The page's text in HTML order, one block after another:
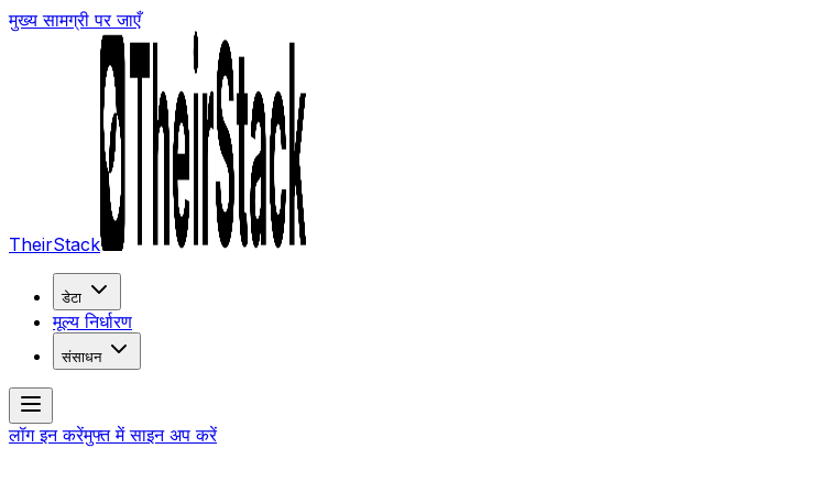
मुख्य सामग्री पर जाएँ
TheirStack
डेटा
मूल्य निर्धारण
संसाधन
लॉग इन करेंमुफ्त में साइन अप करें